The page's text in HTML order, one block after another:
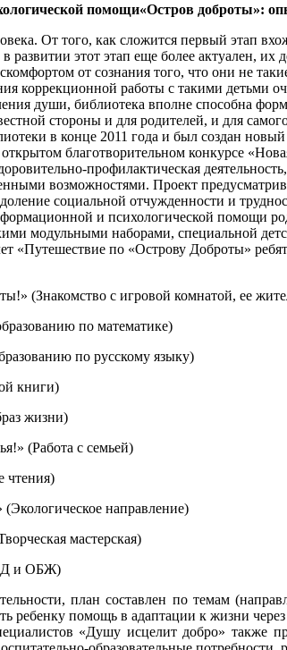
помощи«Остров доброты»:
От того, как сложится первый этап
развитии этот этап еще более актуален,
от сознания того, что они не
коррекционной работы с такими детьми
души, библиотека вполне способна
стороны и для родителей, и для
в конце 2011 года и был создан
благотворительном конкурсе
профилактическая
возможностями. Проект
социальной отчужденности и
и психологической помощи
модульными наборами, специальной
«Путешествие по «Острову Доброты»
(Знакомство с игровой комнатой, ее
по математике)
по русскому языку)
книги)
жизни)
(Работа с семьей)
чтения)
направление)
мастерская)
и ОБЖ)
план составлен по темам
ребенку помощь в адаптации к жизни
«Душу исцелит добро» также